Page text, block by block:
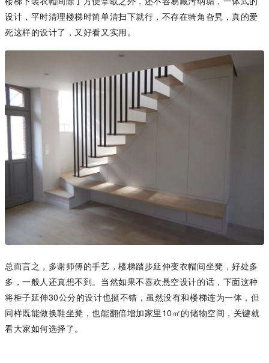
设计，平时清理楼梯时简单清扫下就行，不存在犄角旮旯，真的爱
死这样的设计了，又好看又实用。
总而言之，多谢师傅的手艺，楼梯踏步延伸变衣帽间坐凳，好处多
多，一般人还真想不到。当然如果不喜欢悬空设计的话，下面这种
将柜子延伸30公分的设计也挺不错，虽然没有和楼梯连为一体，但
同样既能做换鞋坐凳，也能翻倍增加家里10㎡的储物空间，关键就
看大家如何选择了。